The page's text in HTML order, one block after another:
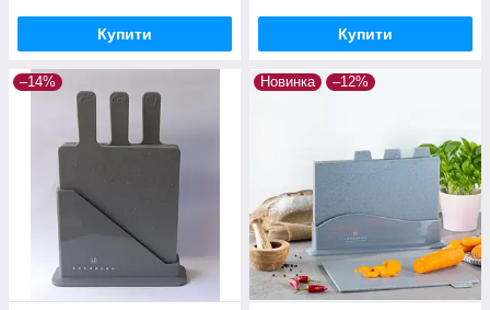
Купити Купити
–14% Новинка –12%